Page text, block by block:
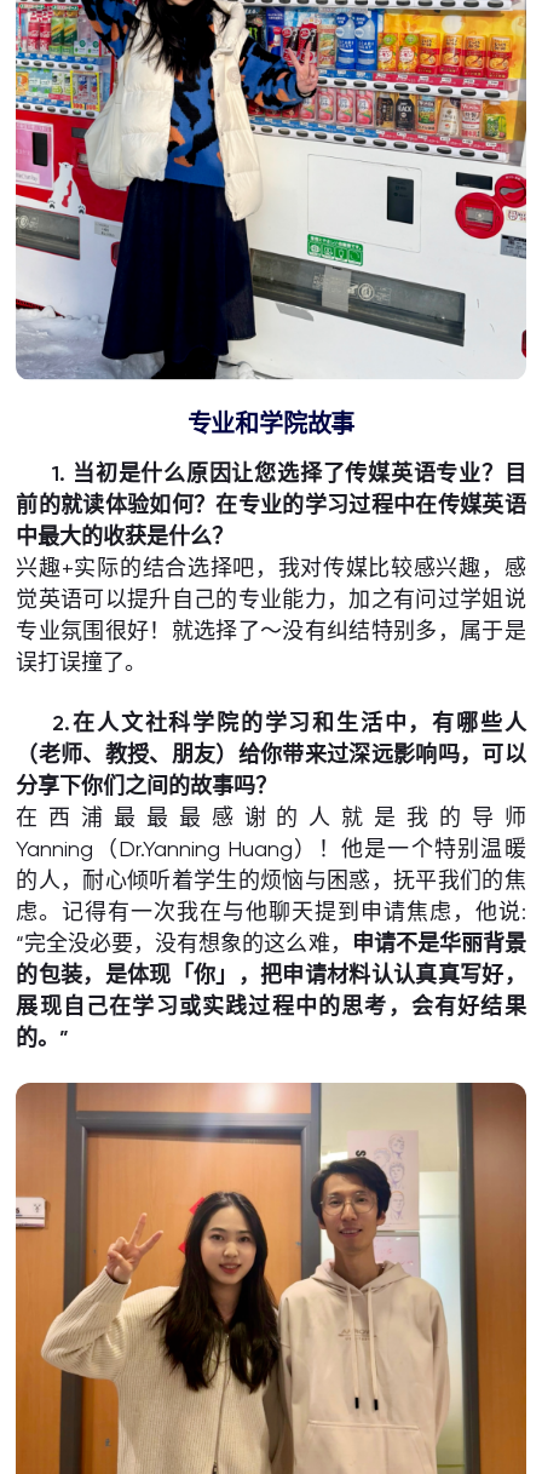
专业和学院故事
1. 当初是什么原因让您选择了传媒英语专业？目
前的就读体验如何？在专业的学习过程中在传媒英语
中最大的收获是什么？
兴趣+实际的结合选择吧，我对传媒比较感兴趣，感
觉英语可以提升自己的专业能力，加之有问过学姐说
专业氛围很好！就选择了～没有纠结特别多，属于是
误打误撞了。
2.在人文社科学院的学习和生活中，有哪些人
（老师、教授、朋友）给你带来过深远影响吗，可以
分享下你们之间的故事吗？
在西浦最最最感谢的人就是我的导师
Yanning（Dr.Yanning Huang）！他是一个特别温暖
的人，耐心倾听着学生的烦恼与困惑，抚平我们的焦
虑。记得有一次我在与他聊天提到申请焦虑，他说:
“完全没必要，没有想象的这么难，
申请不是华丽背景
的包装，是体现「你」，把申请材料认认真真写好，
展现自己在学习或实践过程中的思考，会有好结果
的。”